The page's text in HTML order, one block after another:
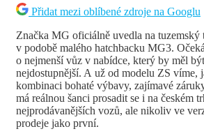
Přidat mezi oblíbené zdroje na Googlu
Značka MG oficiálně uvedla na
v podobě malého hatchbacku MG3.
o nejmenší vůz v nabídce, který by měl
nejdostupnější. A už od modelu ZS víme,
kombinaci bohaté výbavy, zajímavé
má reálnou šanci prosadit se i na českém
nejprodávanějších vozů, ale nikoliv ve
prodeje jako první.